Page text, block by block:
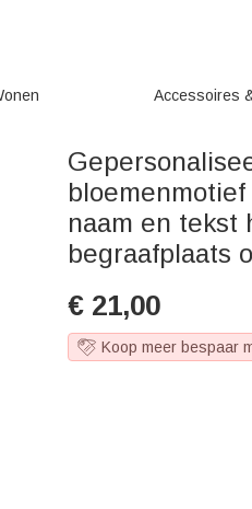
Accessoires
naam en tekst
begraafplaats
€ 21,00
Koop meer bespaar